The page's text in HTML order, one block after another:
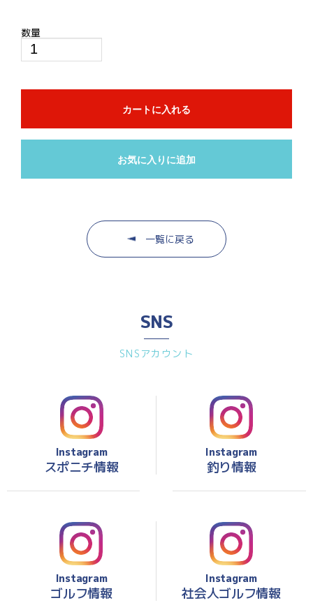
数量
カートに入れる
お気に入りに追加
一覧に戻る
SNS
SNSアカウント
Instagram
スポニチ情報
Instagram
釣り情報
Instagram
ゴルフ情報
Instagram
社会人ゴルフ情報